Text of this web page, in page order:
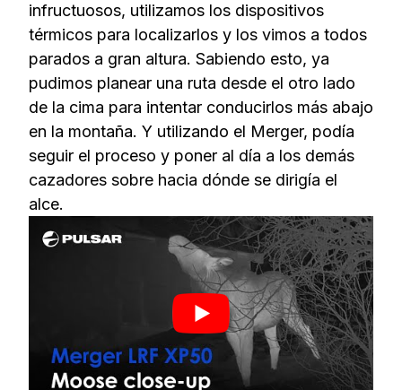
infructuosos, utilizamos los dispositivos
térmicos para localizarlos y los vimos a todos
parados a gran altura. Sabiendo esto, ya
pudimos planear una ruta desde el otro lado
de la cima para intentar conducirlos más abajo
en la montaña. Y utilizando el Merger, podía
seguir el proceso y poner al día a los demás
cazadores sobre hacia dónde se dirigía el
alce.